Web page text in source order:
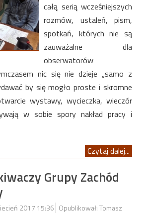
całą serią wcześniejszych
rozmów, ustaleń, pism,
spotkań, których nie są
zauważalne dla
obserwatorów
nic się nie dzieje „samo z
by się mogło proste i skromne
wystawy, wycieczka, wieczór
w sobie spory nakład pracy i
Czytaj dalej...
Grupy Zachód
2017 15:36 Opublikował: Tomasz